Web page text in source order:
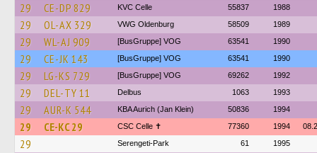
29 CE-DP 829 KVC Celle 55837 1988
29 OL-AX 329 VWG Oldenburg 58509 1989
29 WL-AJ 909 [BusGruppe] VOG 63541 1990
29 CE-JK 143 [BusGruppe] VOG 63541 1990
29 LG-KS 729 [BusGruppe] VOG 69262 1992
29 DEL-TY 11 Delbus 1063 1993
29 AUR-K 544 KBA Aurich (Jan Klein) 50836 1994
29 CE-KC 29 CSC Celle ✝ 77360 1994
29 Serengeti-Park 61 1995